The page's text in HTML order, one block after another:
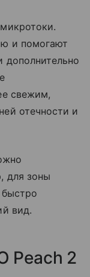
и помогают
дополнительно
свежим,
отечности и
для зоны
вид.
Peach 2